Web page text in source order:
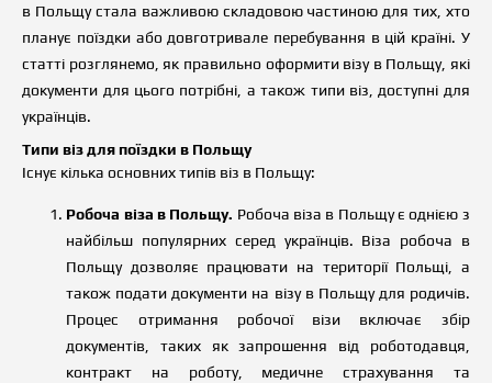
в Польщу стала важливою складовою частиною для тих, хто
планує поїздки або довготривале перебування в цій країні. У
статті розглянемо, як правильно оформити візу в Польщу, які
документи для цього потрібні, а також типи віз, доступні для
українців.
Типи віз для поїздки в Польщу
Існує кілька основних типів віз в Польщу:
Робоча віза в Польщу. Робоча віза в Польщу є однією з
найбільш популярних серед українців. Віза робоча в
Польщу дозволяє працювати на території Польщі, а
також подати документи на візу в Польщу для родичів.
Процес отримання робочої візи включає збір
документів, таких як запрошення від роботодавця,
контракт на роботу, медичне страхування та